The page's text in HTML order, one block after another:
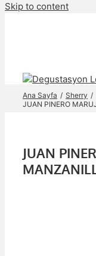
Skip to content
Ana Sayfa
Sherry
JUAN PINERO
JUAN